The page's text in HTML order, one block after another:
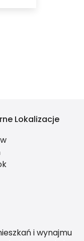
Lokalizacje
i wynajmu